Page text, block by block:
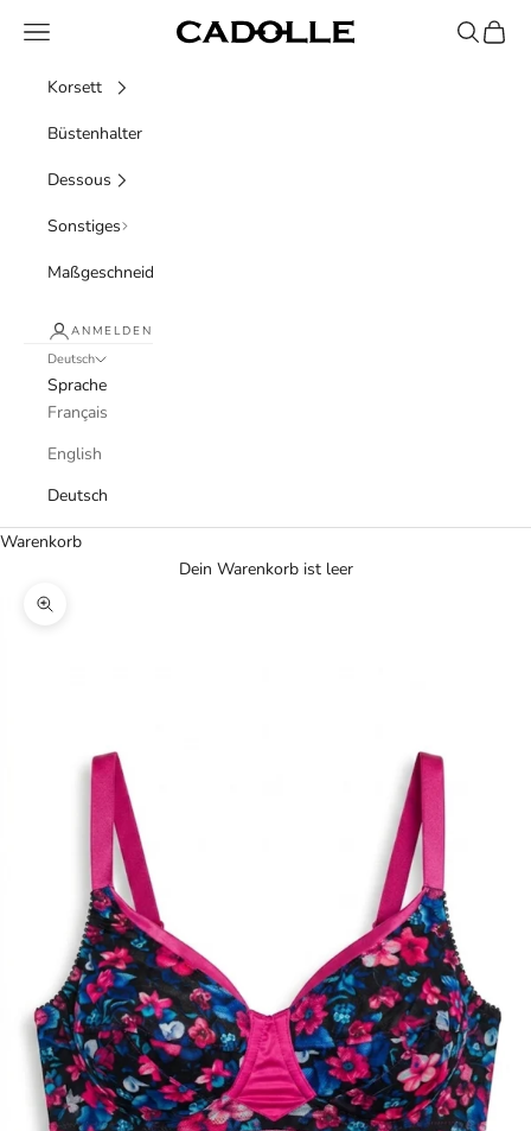
Cadolle
Menü Suchen
Korsett
Büstenhalter
Dessous
Sonstiges
Maßgeschneidert
ANMELDEN
Deutsch
Sprache
Français
English
Deutsch
Warenkorb
Dein Warenkorb ist leer
Bild vergrößern